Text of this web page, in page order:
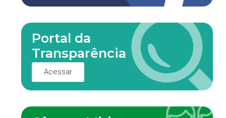
Portal da
Transparência
Acessar